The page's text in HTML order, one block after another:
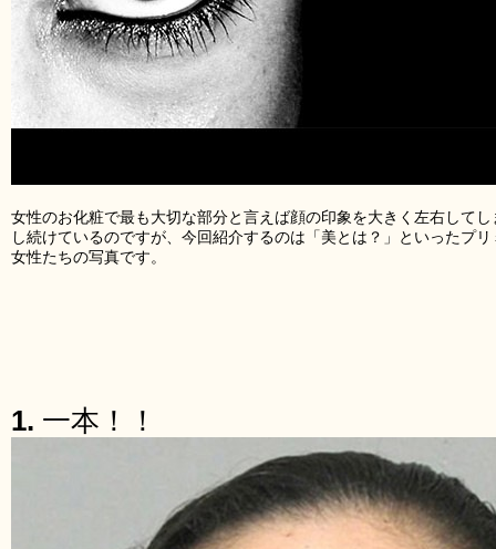
女性のお化粧で最も大切な部分と言えば顔の印象を大きく左右して
し続けているのですが、今回紹介するのは「美とは？」といったプ
女性たちの写真です。
1. 一本！！